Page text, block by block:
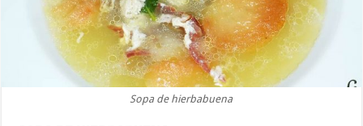
Sopa de hierbabuena